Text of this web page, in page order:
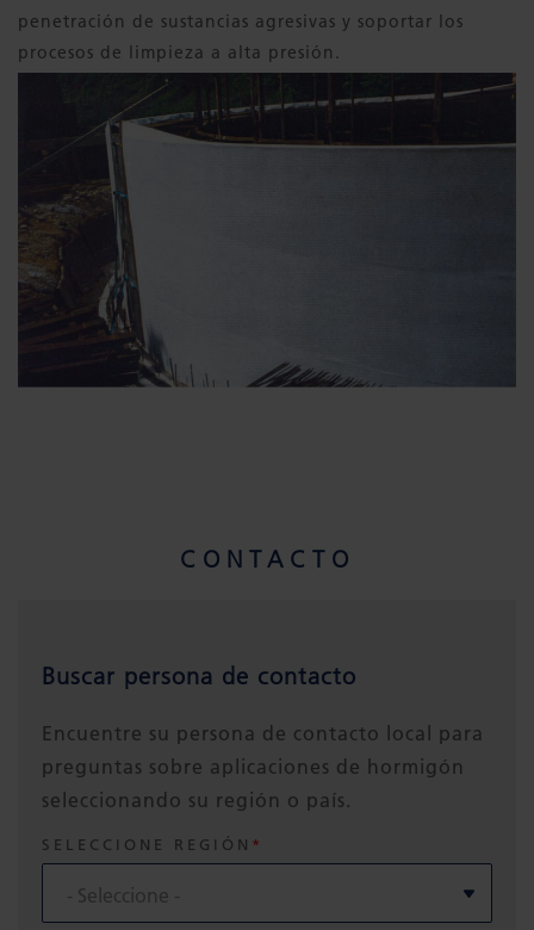
penetración de sustancias agresivas y soportar los
procesos de limpieza a alta presión.
CONTACTO
Buscar persona de contacto
Encuentre su persona de contacto local para
preguntas sobre aplicaciones de hormigón
seleccionando su región o país.
SELECCIONE REGIÓN